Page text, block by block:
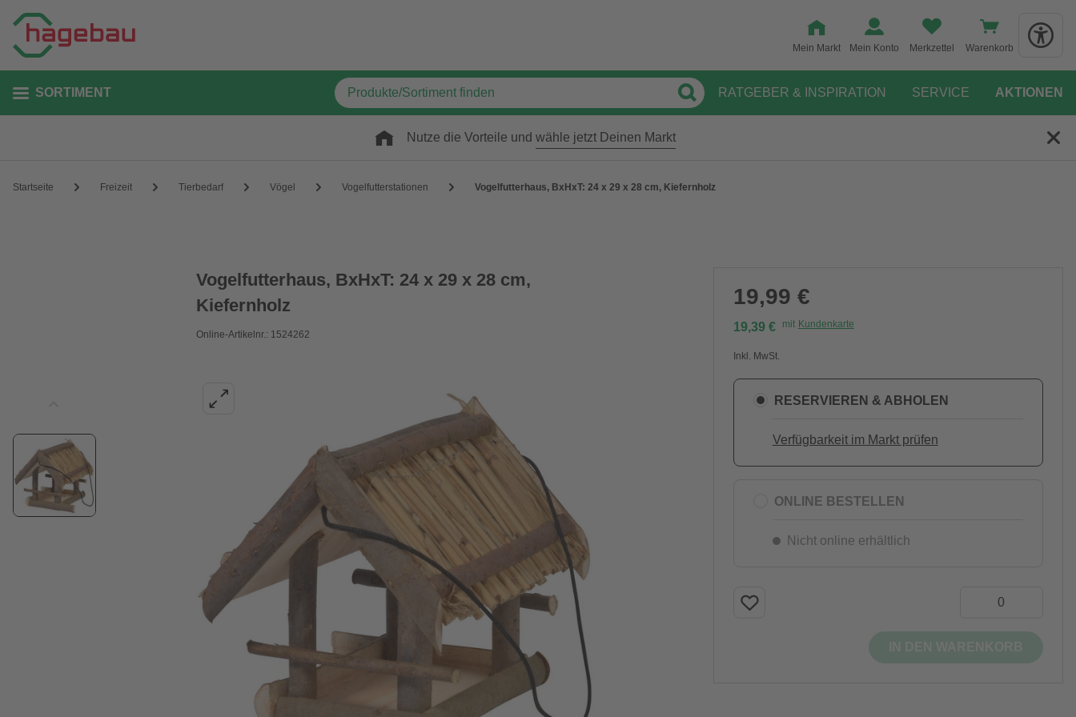
Mein Markt Mein Konto Merkzettel Warenkorb
SORTIMENT RATGEBER & INSPIRATION SERVICE AKTIONEN
Nutze die Vorteile und wähle jetzt Deinen Markt
Startseite Freizeit Tierbedarf Vögel Vogelfutterstationen Vogelfutterhaus, BxHxT: 24 x 29 x 28 cm, Kiefernholz
Vogelfutterhaus, BxHxT: 24 x 29 x 28 cm,
Kiefernholz
Online-Artikelnr.: 1524262
19,99 €
19,39 € mit Kundenkarte
Inkl. MwSt.
RESERVIEREN & ABHOLEN
Verfügbarkeit im Markt prüfen
ONLINE BESTELLEN
Nicht online erhältlich